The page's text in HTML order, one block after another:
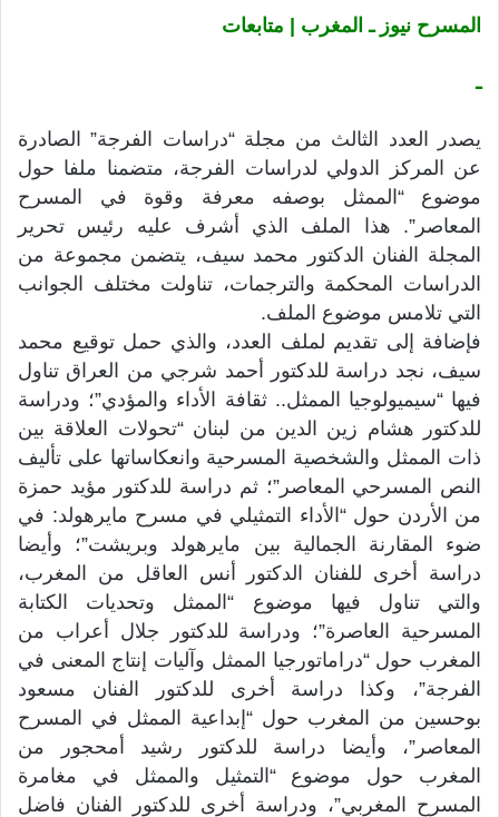
المسرح نيوز ـ المغرب | متابعات
ـ
يصدر العدد الثالث من مجلة “دراسات الفرجة” الصادرة
عن المركز الدولي لدراسات الفرجة، متضمنا ملفا حول
موضوع “الممثل بوصفه معرفة وقوة في المسرح
المعاصر”. هذا الملف الذي أشرف عليه رئيس تحرير
المجلة الفنان الدكتور محمد سيف، يتضمن مجموعة من
الدراسات المحكمة والترجمات، تناولت مختلف الجوانب
التي تلامس موضوع الملف.
فإضافة إلى تقديم لملف العدد، والذي حمل توقيع محمد
سيف، نجد دراسة للدكتور أحمد شرجي من العراق تناول
فيها “سيميولوجيا الممثل.. ثقافة الأداء والمؤدي”؛ ودراسة
للدكتور هشام زين الدين من لبنان “تحولات العلاقة بين
ذات الممثل والشخصية المسرحية وانعكاساتها على تأليف
النص المسرحي المعاصر”؛ ثم دراسة للدكتور مؤيد حمزة
من الأردن حول “الأداء التمثيلي في مسرح مايرهولد: في
ضوء المقارنة الجمالية بين مايرهولد وبريشت”؛ وأيضا
دراسة أخرى للفنان الدكتور أنس العاقل من المغرب،
والتي تناول فيها موضوع “الممثل وتحديات الكتابة
المسرحية العاصرة”؛ ودراسة للدكتور جلال أعراب من
المغرب حول “دراماتورجيا الممثل وآليات إنتاج المعنى في
الفرجة”، وكذا دراسة أخرى للدكتور الفنان مسعود
بوحسين من المغرب حول “إبداعية الممثل في المسرح
المعاصر”، وأيضا دراسة للدكتور رشيد أمحجور من
المغرب حول موضوع “التمثيل والممثل في مغامرة
المسرح المغربي”، ودراسة أخرى للدكتور الفنان فاضل